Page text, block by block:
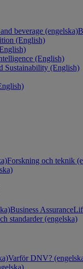
beverage (engelska)
(English)
(English)
Sustainability (English)
Forskning och teknik
Business Assurance
standarder (engelska)
Varför DNV?